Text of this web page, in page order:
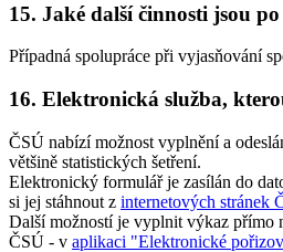
15. Jaké další činnosti jsou
Případná spolupráce při vyjasňování
16. Elektronická služba,
ČSÚ nabízí možnost vyplnění a
většině statistických šetření.
Elektronický formulář je zasílán do
si jej stáhnout z internetových stránek
Další možností je vyplnit výkaz přímo
ČSÚ - v aplikaci "Elektronické